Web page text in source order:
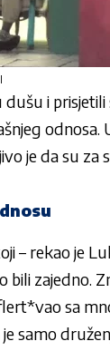
i
je da su
– rekao je
zajedno.
sa
samo